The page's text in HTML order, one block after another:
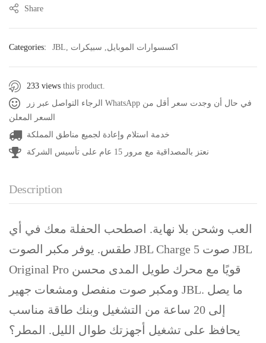
Share
Categories: JBL, اكسسوارات الموبايل, سبيكرات
233 views this product.
الرجاء التواصل عبر زر WhatsApp في حال أن وجدت سعر أقل من
السعر المعلن
خدمة استلام وإعادة لجميع مناطق المملكة
نعتز بالمصداقية مع مرور 15 عام على تأسيس الشركة
Description
العب وشحن بلا نهاية. اصطحب الحفلة معك في أي
طقس. يوفر مكبر الصوت JBL Charge 5 صوت JBL
Original Pro قويًا مع محرك طويل المدى محسن
ومكبر صوت منفصل ومشعات جهير JBL. ما يصل
إلى 20 ساعة من التشغيل وبنك طاقة مناسب
يحافظ على تشغيل أجهزتك طوال الليل. المطر؟